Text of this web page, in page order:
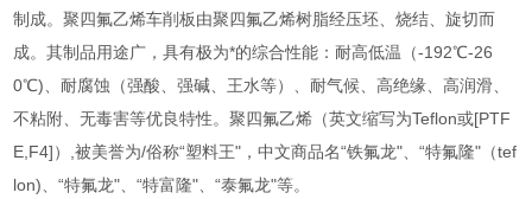
制成。聚四氟乙烯车削板由聚四氟乙烯树脂经压坯、烧结、旋切而
成。其制品用途广，具有极为*的综合性能：耐高低温（-192℃-26
0℃)、耐腐蚀（强酸、强碱、王水等）、耐气候、高绝缘、高润滑、
不粘附、无毒害等优良特性。聚四氟乙烯（英文缩写为Teflon或[PTF
E,F4]）,被美誉为/俗称“塑料王"，中文商品名“铁氟龙"、“特氟隆"（tef
lon)、“特氟龙"、“特富隆"、“泰氟龙"等。